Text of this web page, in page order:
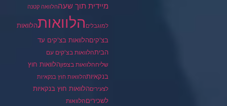
מיידית תוך שעההלוואה קטנה
למוגבלים הלוואותהלוואות
בצ'קיםהלוואות בצ'קים עד
הביתהלוואות בצ'קים עם
שליחהלוואות בצפוןהלוואות חוץ
בנקאיותהלוואות חוץ בנקאיות
לצעיריםהלוואות חוץ בנקאיות
לשכיריםהלוואות